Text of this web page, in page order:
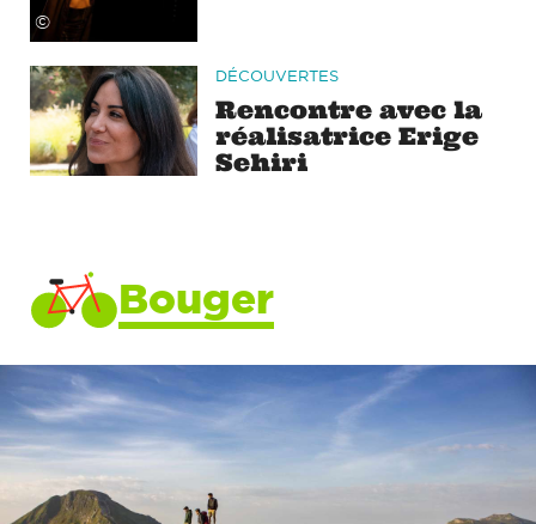
©
DÉCOUVERTES
Rencontre avec la
réalisatrice Erige
Sehiri
Bouger